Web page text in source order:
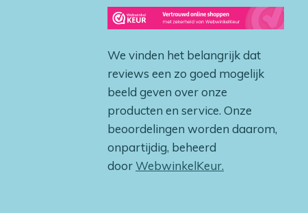
We vinden het belangrijk dat
reviews een zo goed mogelijk
beeld geven over onze
producten en service. Onze
beoordelingen worden daarom,
onpartijdig, beheerd
doorWebwinkelKeur.